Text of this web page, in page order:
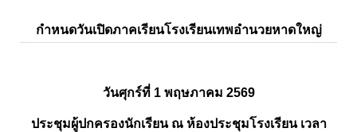
กำหนดวันเปิดภาคเรียนโรงเรียนเทพอำนวยหาดใหญ่
วันศุกร์ที่ 1 พฤษภาคม 2569
ประชุมผู้ปกครองนักเรียน ณ ห้องประชุมโรงเรียน เวลา